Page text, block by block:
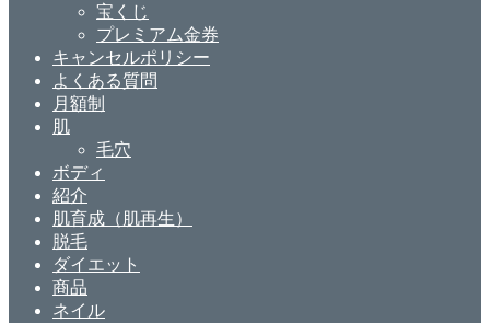
宝くじ
プレミアム金券
キャンセルポリシー
よくある質問
月額制
肌
毛穴
ボディ
紹介
肌育成（肌再生）
脱毛
ダイエット
商品
ネイル